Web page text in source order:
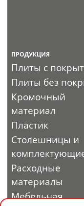
ПРОДУКЦИЯ
Плиты с
Плиты без
Кромочный
материал
Пластик
Столешницы и
Расходные
материалы
Мебельная